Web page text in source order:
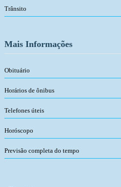
Trânsito
Mais Informações
Obituário
Horários de ônibus
Telefones úteis
Horóscopo
Previsão completa do tempo